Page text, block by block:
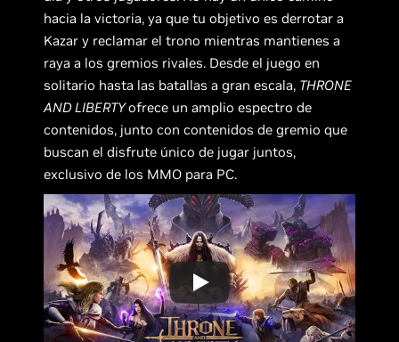
hacia la victoria, ya que tu objetivo es derrotar a
Kazar y reclamar el trono mientras mantienes a
raya a los gremios rivales. Desde el juego en
solitario hasta las batallas a gran escala, THRONE
AND LIBERTYofrece un amplio espectro de
contenidos, junto con contenidos de gremio que
buscan el disfrute único de jugar juntos,
exclusivo de los MMO para PC.